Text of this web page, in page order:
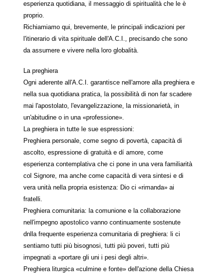
esperienza quotidiana, il messaggio di spiritualità che le è
proprio.
Richiamiamo qui, brevemente, le principali indicazioni per
l'itinerario di vita spirituale dell'A.C.I., precisando che sono
da assumere e vivere nella loro globalità.
La preghiera
Ogni aderente all'A.C.I. garantisce nell'amore alla preghiera e
nella sua quotidiana pratica, la possibilità di non far scadere
mai l'apostolato, l'evangelizzazione, la missionarietà, in
un'abitudine o in una «professione».
La preghiera in tutte le sue espressioni:
Preghiera personale, come segno di povertà, capacità di
ascolto, espressione di gratuità e dí amore, come
esperienza contemplativa che ci pone in una vera familiarità
col Signore, ma anche come capacità di vera sintesi e di
vera unità nella propria esistenza: Dio ci «rimanda» ai
fratelli.
Preghiera comunitaria: la comunione e la collaborazione
nell'impegno apostolico vanno continuamente sostenute
dnlla frequente esperienza comunitaria di preghiera: li ci
sentiamo tutti più bisognosi, tutti più poveri, tutti più
impegnati a «portare gli uni i pesi degli altri».
Preghiera liturgica «culmine e fonte» dell'azione della Chiesa